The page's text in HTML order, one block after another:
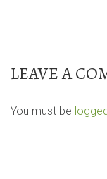
LEAVE A
You must be